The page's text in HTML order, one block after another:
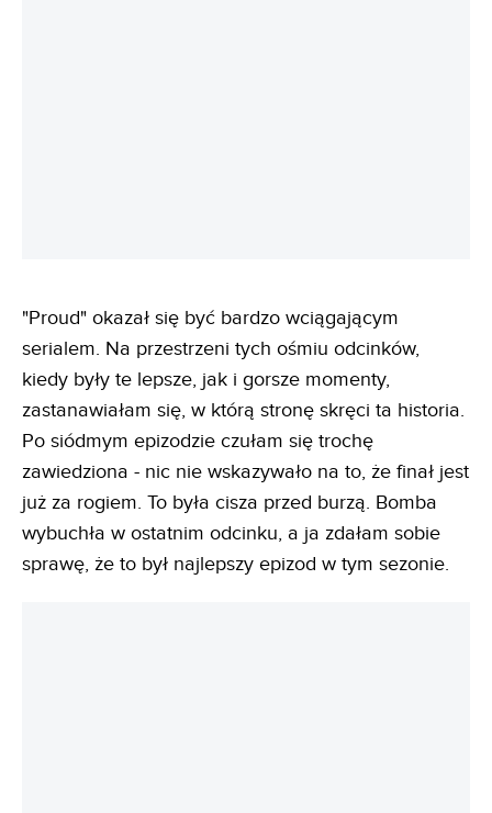
"Proud" okazał się być bardzo wciągającym
serialem. Na przestrzeni tych ośmiu odcinków,
kiedy były te lepsze, jak i gorsze momenty,
zastanawiałam się, w którą stronę skręci ta historia.
Po siódmym epizodzie czułam się trochę
zawiedziona - nic nie wskazywało na to, że finał jest
już za rogiem. To była cisza przed burzą. Bomba
wybuchła w ostatnim odcinku, a ja zdałam sobie